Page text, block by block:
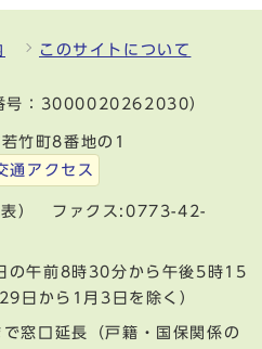
このサイトについて
号：3000020262030）
竹町8番地の1
通アクセス
表） ファクス:0773-42-
の午前8時30分から午後5時15
日から1月3日を除く）
窓口延長（戸籍・国保関係の